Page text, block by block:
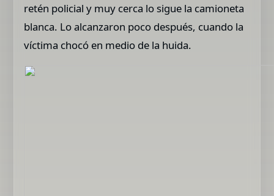
retén policial y muy cerca lo sigue la camioneta
blanca. Lo alcanzaron poco después, cuando la
víctima chocó en medio de la huida.